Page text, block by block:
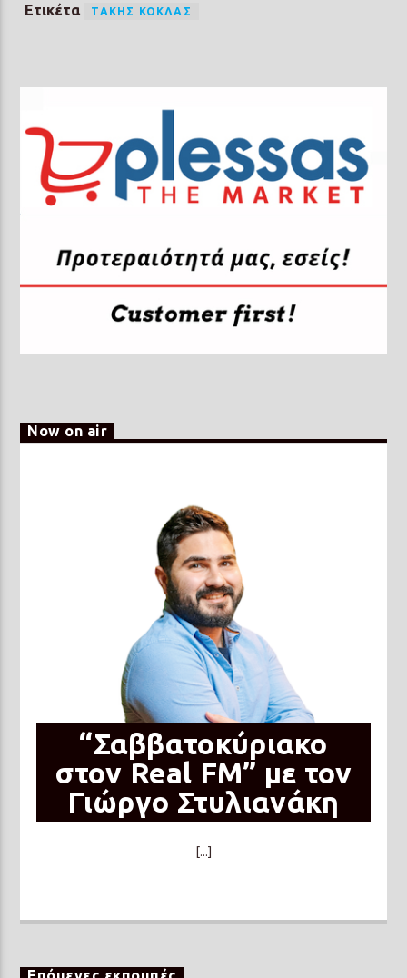
Ετικέτα ΤΆΚΗΣ ΚΌΚΛΑΣ
Now on air
“Σαββατοκύριακο
στον Real FM” με τον
Γιώργο Στυλιανάκη
[...]